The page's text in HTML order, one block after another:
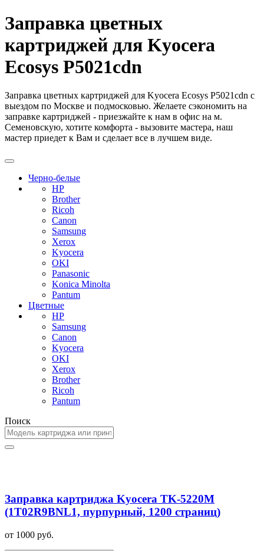
Заправка цветных
картриджей для Kyocera
Ecosys P5021cdn
Заправка цветных картриджей для Kyocera Ecosys P5021cdn с
выездом по Москве и подмосковью. Желаете сэкономить на
заправке картриджей - приезжайте к нам в офис на м.
Семеновскую, хотите комфорта - вызовите мастера, наш
мастер приедет к Вам и сделает все в лучшем виде.
Черно-белые
HP
Brother
Ricoh
Canon
Samsung
Xerox
Kyocera
OKI
Panasonic
Konica Minolta
Pantum
Цветные
HP
Samsung
Canon
Kyocera
OKI
Xerox
Brother
Ricoh
Pantum
Поиск
Заправка картриджа Kyocera TK-5220M
(1T02R9BNL1, пурпурный, 1200 страниц)
от 1000 руб.